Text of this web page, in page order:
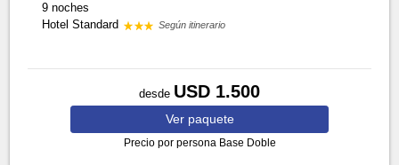
9 noches
Hotel Standard
Según itinerario
desde USD 1.500
Ver paquete
Precio por persona Base Doble